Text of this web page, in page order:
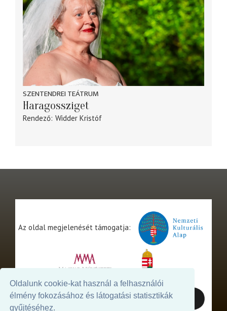
Oldalunk cookie-kat használ a felhasználói
élmény fokozásához és látogatási statisztikák
gyűjtéséhez.
SZENTENDREI TEÁTRUM
Haragossziget
Rendező Widder Kristóf
Az oldal megjelenését támogatja: